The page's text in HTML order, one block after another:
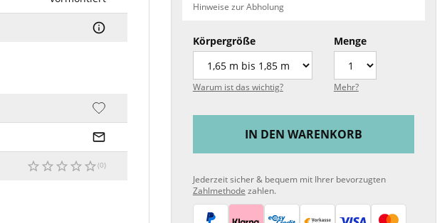
Hinweise zur Abholung
Körpergröße
Warum ist das wichtig?
Menge
Mehr?
IN DEN WARENKORB
Jederzeit sicher & bequem mit Ihrer bevorzugten
Zahlmethode zahlen.